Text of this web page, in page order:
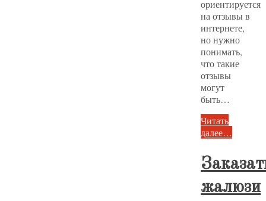
ориентируется
на отзывы в
интернете,
но нужно
понимать,
что такие
отзывы
могут
быть…
Читать
далее…
жалюзи